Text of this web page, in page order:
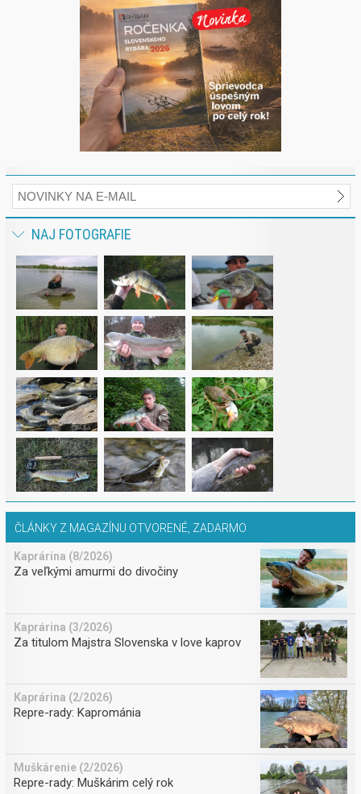
NAJ FOTOGRAFIE
ČLÁNKY Z MAGAZÍNU OTVORENÉ, ZADARMO
Kaprárina (8/2026)
Za veľkými amurmi do divočiny
Kaprárina (3/2026)
Za titulom Majstra Slovenska v love kaprov
Kaprárina (2/2026)
Repre-rady: Kaprománia
Muškárenie (2/2026)
Repre-rady: Muškárim celý rok